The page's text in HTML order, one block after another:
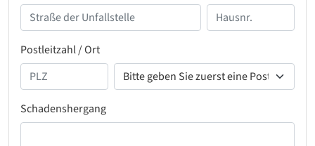
Postleitzahl / Ort
Schadenshergang